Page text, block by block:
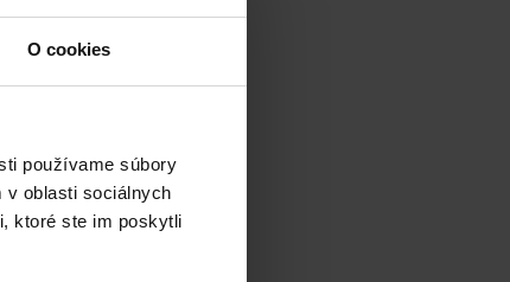
O cookies
používame súbory
v oblasti sociálnych
ktoré ste im poskytli